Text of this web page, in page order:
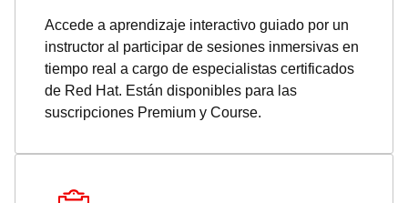
Accede a aprendizaje interactivo guiado por un
instructor al participar de sesiones inmersivas en
tiempo real a cargo de especialistas certificados
de Red Hat. Están disponibles para las
suscripciones Premium y Course.